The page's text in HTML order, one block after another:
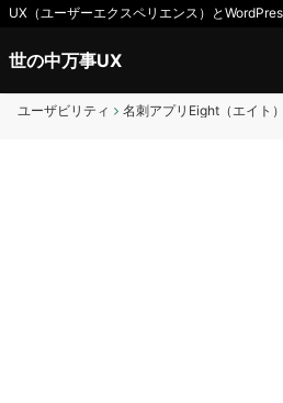
UX（ユーザーエクスペリエンス）と
世の中万事UX
ユーザビリティ